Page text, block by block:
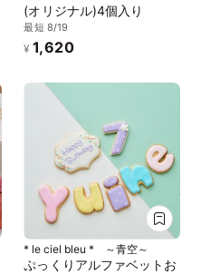
(オリジナル)4個入り
最短 8/19
¥ 1,620
* le ciel bleu * ～青空～
ぷっくりアルファベットお